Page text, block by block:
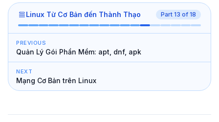
Linux Từ Cơ Bản đến Thành Thạo Part 13 of 18
PREVIOUS
Quản Lý Gói Phần Mềm: apt, dnf, apk
NEXT
Mạng Cơ Bản trên Linux